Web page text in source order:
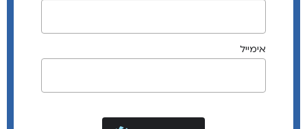
אימייל